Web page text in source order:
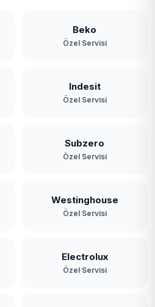
Beko
Özel Servisi
Indesit
Özel Servisi
Subzero
Özel Servisi
Westinghouse
Özel Servisi
Electrolux
Özel Servisi